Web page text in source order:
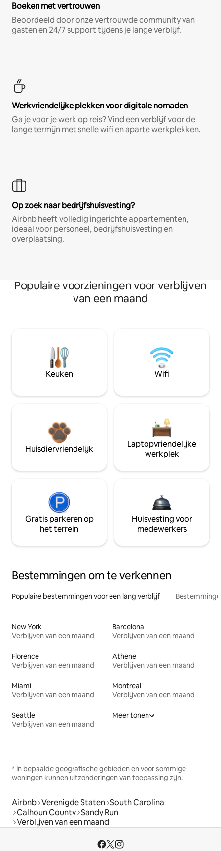
Boeken met vertrouwen
Beoordeeld door onze vertrouwde community van
gasten en 24/7 support tijdens je lange verblijf.
Werkvriendelijke plekken voor digitale nomaden
Ga je voor je werk op reis? Vind een verblijf voor de
lange termijn met snelle wifi en aparte werkplekken.
Op zoek naar bedrijfshuisvesting?
Airbnb heeft volledig ingerichte appartementen,
ideaal voor personeel, bedrijfshuisvesting en
overplaatsing.
Populaire voorzieningen voor verblijven
van een maand
Keuken Wifi
Huisdiervriendelijk
Laptopvriendelijke
werkplek
Gratis parkeren op
het terrein
Huisvesting voor
medewerkers
Bestemmingen om te verkennen
Populaire bestemmingen voor een lang verblijf
New York
Verblijven van een maand
Barcelona
Verblijven van een maand
Florence
Verblijven van een maand
Athene
Verblijven van een maand
Miami
Verblijven van een maand
Montreal
Verblijven van een maand
Seattle
Verblijven van een maand
Meer tonen
* In bepaalde geografische gebieden en voor sommige
woningen kunnen uitzonderingen van toepassing zijn.
Airbnb Verenigde Staten South Carolina
Calhoun County Sandy Run
Verblijven van een maand